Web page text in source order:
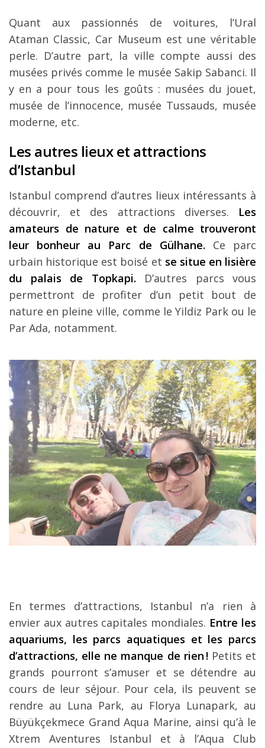
Quant aux passionnés de voitures, l’Ural
Ataman Classic, Car Museum est une véritable
perle. D’autre part, la ville compte aussi des
musées privés comme le musée Sakip Sabanci. Il
y en a pour tous les goûts : musées du jouet,
musée de l’innocence, musée Tussauds, musée
moderne, etc.
Les autres lieux et attractions
d’Istanbul
Istanbul comprend d’autres lieux intéressants à
découvrir, et des attractions diverses. Les
amateurs de nature et de calme trouveront
leur bonheur au Parc de Gülhane. Ce parc
urbain historique est boisé et se situe en lisière
du palais de Topkapi. D’autres parcs vous
permettront de profiter d’un petit bout de
nature en pleine ville, comme le Yildiz Park ou le
Par Ada, notamment.
En termes d’attractions, Istanbul n’a rien à
envier aux autres capitales mondiales. Entre les
aquariums, les parcs aquatiques et les parcs
d’attractions, elle ne manque de rien !Petits et
grands pourront s’amuser et se détendre au
cours de leur séjour. Pour cela, ils peuvent se
rendre au Luna Park, au Florya Lunapark, au
Büyükçekmece Grand Aqua Marine, ainsi qu’à le
Xtrem Aventures Istanbul et à l’Aqua Club